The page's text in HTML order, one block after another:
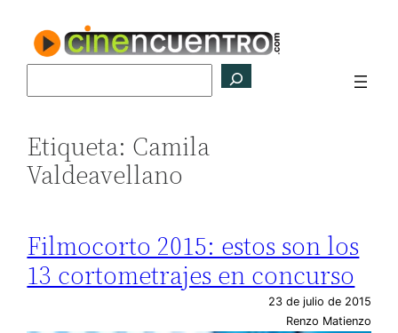
contenido
Etiqueta: Camila
Valdeavellano
Filmocorto 2015: estos son los
13 cortometrajes en concurso
23 de julio de 2015
Renzo Matienzo